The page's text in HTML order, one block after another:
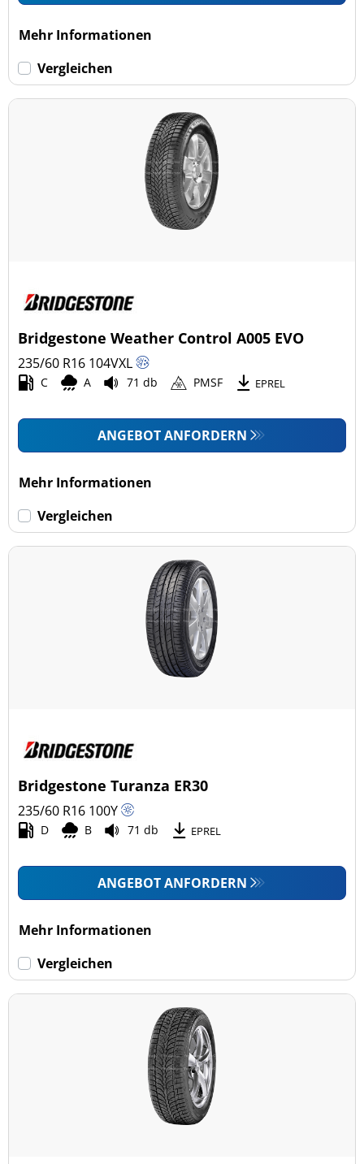
Keine Run-flat (71)
Mehr Informationen
Vergleichen
Bridgestone Weather Control A005 EVO
235/60 R16 104VXL
C A 71 db PMSF EPREL
ANGEBOT ANFORDERN
Mehr Informationen
Vergleichen
Bridgestone Turanza ER30
235/60 R16 100Y
D B 71 db EPREL
ANGEBOT ANFORDERN
Mehr Informationen
Vergleichen